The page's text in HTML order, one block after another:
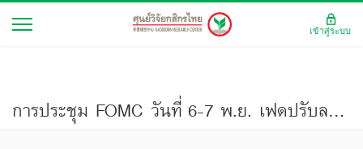
การประชุม FOMC วันที่ 6-7 พ.ย. เฟดปรับลดดอกเบี้ย 0.25% ตามคาด ทิศทางข้างหน้าขึ้นกับนโยบายและตัวเลขเศรษฐกิจ (มองเศรษฐกิจ ฉบับที่ 4098)
เข้าสู่ระบบ